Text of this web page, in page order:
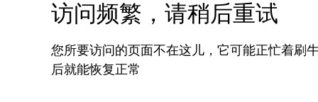
访问频繁，请稍后重试
您所要访问的页面不在这儿，它可能正忙着刷
后就能恢复正常